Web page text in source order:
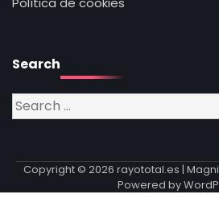
Search
Search
for:
Copyright © 2026 rayototal.es |
Powered by